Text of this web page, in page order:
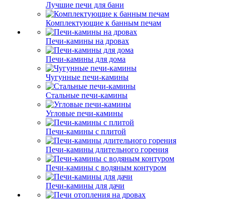
Лучшие печи для бани
Комплектующие к банным печам
Печи-камины на дровах
Печи-камины для дома
Чугунные печи-камины
Стальные печи-камины
Угловые печи-камины
Печи-камины с плитой
Печи-камины длительного горения
Печи-камины с водяным контуром
Печи-камины для дачи